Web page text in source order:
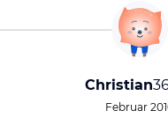
Christian
Februar